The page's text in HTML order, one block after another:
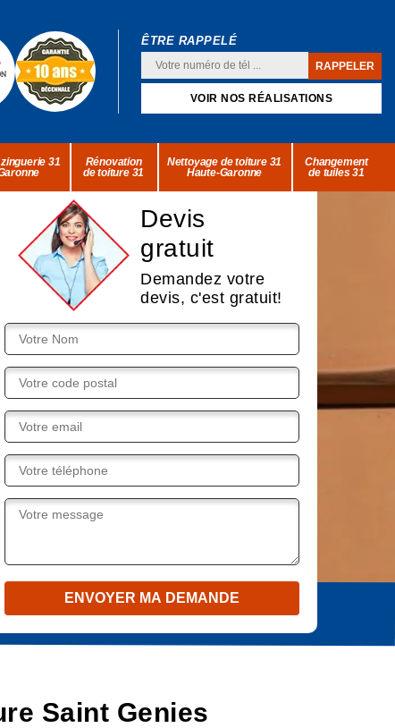
ÊTRE RAPPELÉ
VOIR NOS RÉALISATIONS
31
Rénovation
de toiture 31
Nettoyage de toiture 31
Haute-Garonne
Changement
de tuiles 31
Devis
gratuit
Demandez votre
devis, c'est gratuit!
Saint Genies